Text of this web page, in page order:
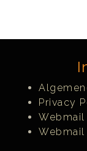
Privacy
Webmail
Webmail